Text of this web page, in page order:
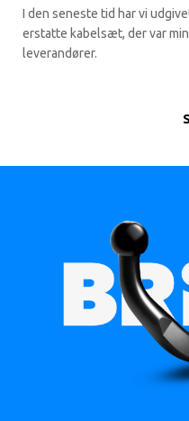
I den seneste tid har vi
erstatte kabelsæt, der var
leverandører.